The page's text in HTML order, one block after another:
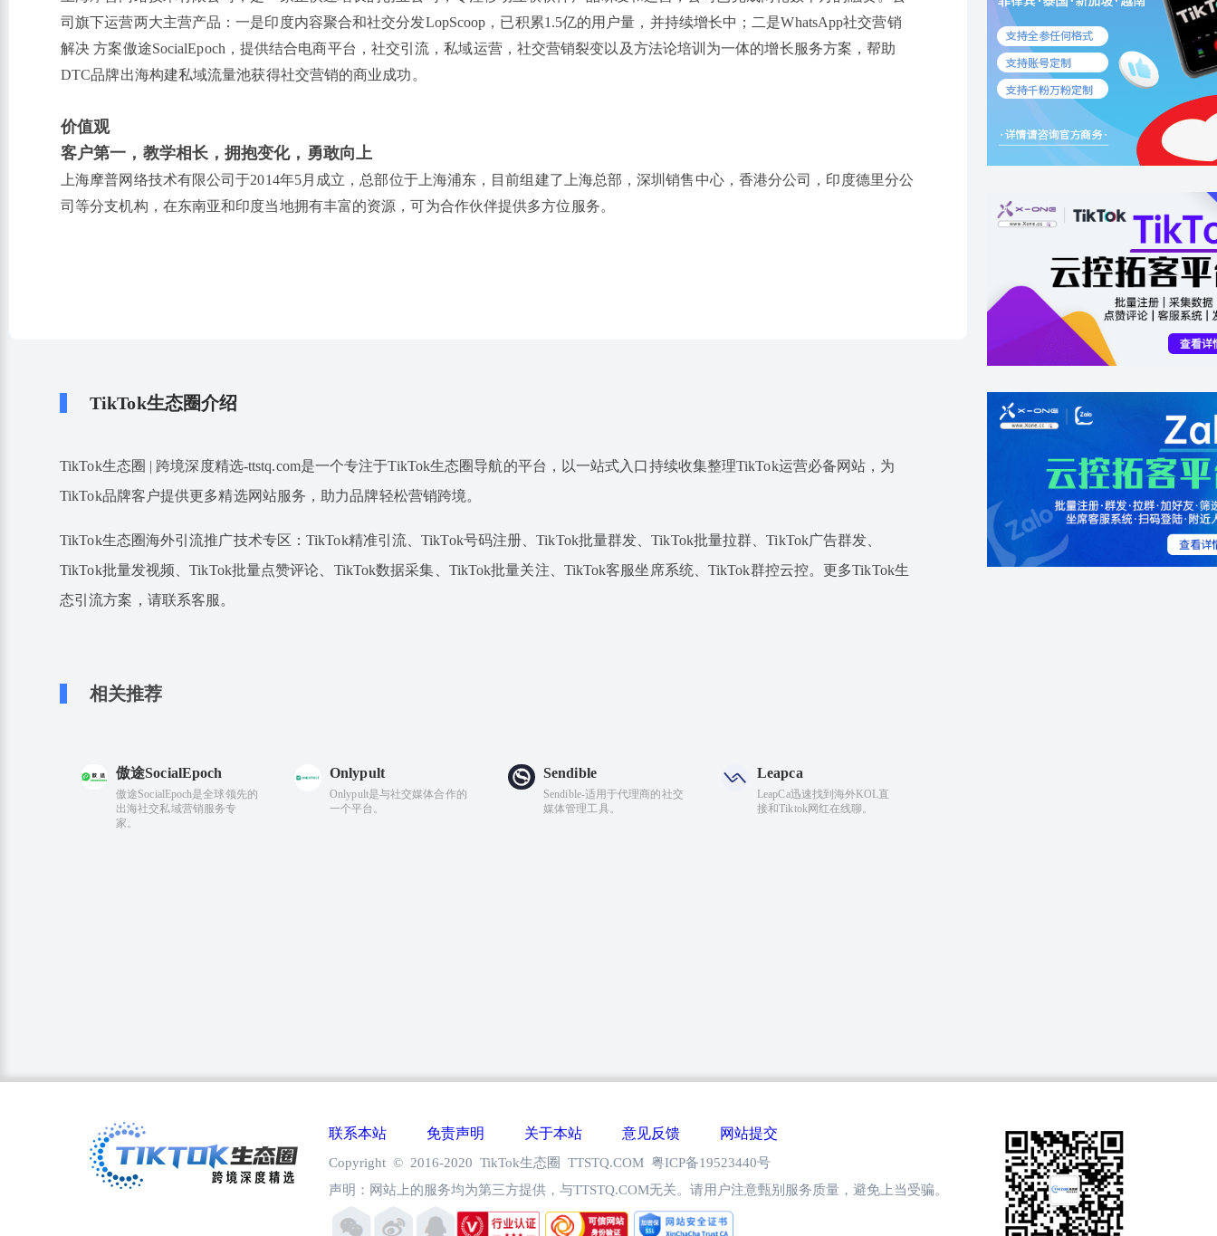
司旗下运营两大主营产品：一是印度内容聚合和社交分发LopScoop，已积累1.5亿的用户量，并持续增长中；二是WhatsApp社交营销
解决 方案傲途SocialEpoch，提供结合电商平台，社交引流，私域运营，社交营销裂变以及方法论培训为一体的增长服务方案，帮助
DTC品牌出海构建私域流量池获得社交营销的商业成功。
价值观
客户第一，教学相长，拥抱变化，勇敢向上
上海摩普网络技术有限公司于2014年5月成立，总部位于上海浦东，目前组建了上海总部，深圳销售中心，香港分公司，印度德里分公
司等分支机构，在东南亚和印度当地拥有丰富的资源，可为合作伙伴提供多方位服务。
TikTok生态圈介绍
TikTok生态圈 | 跨境深度精选-ttstq.com是一个专注于TikTok生态圈导航的平台，以一站式入口持续收集整理TikTok运营必备网站，为
TikTok品牌客户提供更多精选网站服务，助力品牌轻松营销跨境。
TikTok生态圈海外引流推广技术专区：TikTok精准引流、TikTok号码注册、TikTok批量群发、TikTok批量拉群、TikTok广告群发、
TikTok批量发视频、TikTok批量点赞评论、TikTok数据采集、TikTok批量关注、TikTok客服坐席系统、TikTok群控云控。更多TikTok生
态引流方案，请联系客服。
相关推荐
傲途SocialEpoch
傲途SocialEpoch是全球领先的
出海社交私域营销服务专
家。
Onlypult
Onlypult是与社交媒体合作的
一个平台。
Sendible
Sendible-适用于代理商的社交
媒体管理工具。
Leapca
LeapCa迅速找到海外KOL直
接和Tiktok网红在线聊。
联系本站 免责声明 关于本站 意见反馈 网站提交
Copyright © 2016-2020 TikTok生态圈 TTSTQ.COM 粤ICP备19523440号
声明：网站上的服务均为第三方提供，与TTSTQ.COM无关。请用户注意甄别服务质量，避免上当受骗。